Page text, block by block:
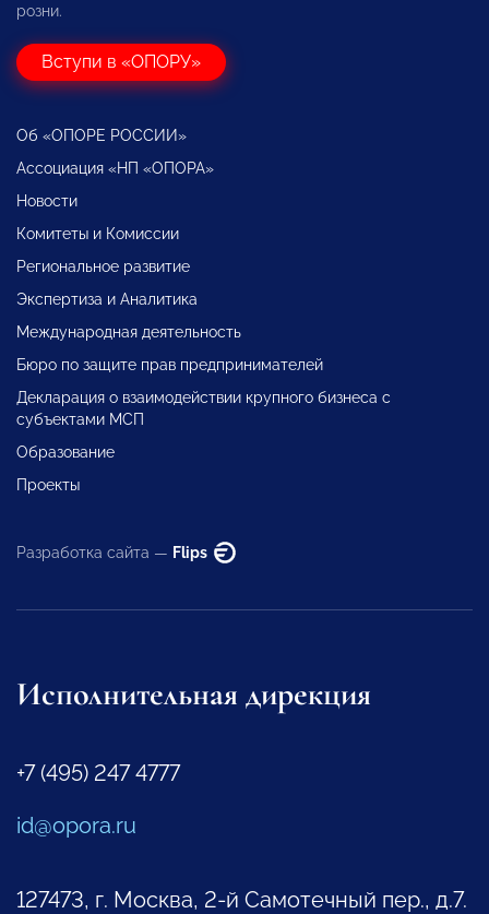
розни.
Вступи в «ОПОРУ»
Об «ОПОРЕ РОССИИ»
Ассоциация «НП «ОПОРА»
Новости
Комитеты и Комиссии
Региональное развитие
Экспертиза и Аналитика
Международная деятельность
Бюро по защите прав предпринимателей
Декларация о взаимодействии крупного бизнеса с
субъектами МСП
Образование
Проекты
Разработка сайта — Flips
Исполнительная дирекция
+7 (495) 247 4777
id@opora.ru
127473, г. Москва, 2-й Самотечный пер., д.7.